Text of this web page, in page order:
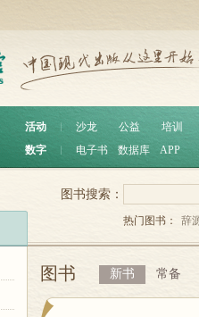
活动 沙龙 公益
培训
数字
电子书 数据库 APP
图书搜索：
热门图书： 辞
图书 新书 常备